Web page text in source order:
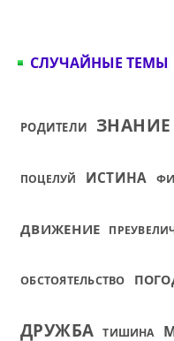
СЛУЧАЙНЫЕ ТЕМЫ
РОДИТЕЛИ ЗНАНИЕ
ПОЦЕЛУЙ ИСТИНА
ДВИЖЕНИЕ
ОБСТОЯТЕЛЬСТВО
ДРУЖБА ТИШИНА